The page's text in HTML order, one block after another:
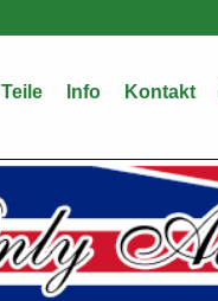
Teile Info Kontakt